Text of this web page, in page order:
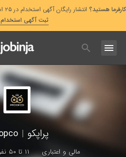
کارفرما هستید؟ انتشار رایگان آگهی استخدام در ۲۵ استان و ۲۶ دسته‌بندی شغلی
ثبت آگهی استخدام
پراپکو |
مالی و اعتباری ۱۱ تا ۵۰ نفر